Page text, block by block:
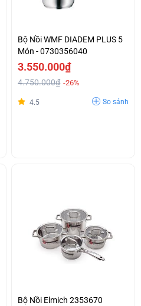
Bộ Nồi WMF DIADEM PLUS 5
Món - 0730356040
3.550.000₫
4.750.000₫ -26%
4.5 So sánh
Bộ Nồi Elmich 2353670